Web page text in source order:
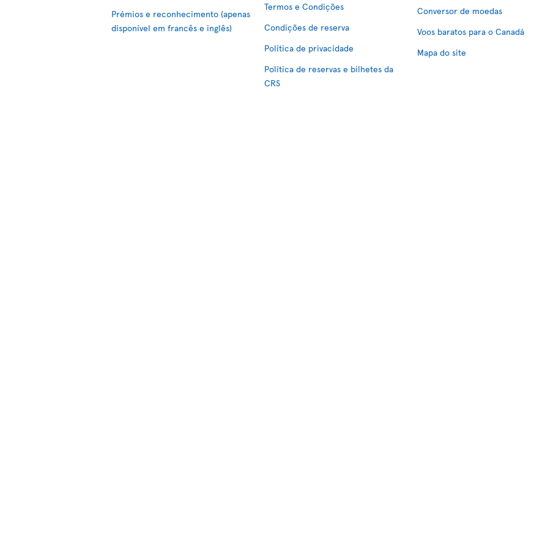
Prémios e reconhecimento (apenas
disponível em francês e inglês)
Termos e Condições
Condições de reserva
Política de privacidade
Política de reservas e bilhetes da
CRS
Conversor de moedas
Voos baratos para o Canadá
Mapa do site